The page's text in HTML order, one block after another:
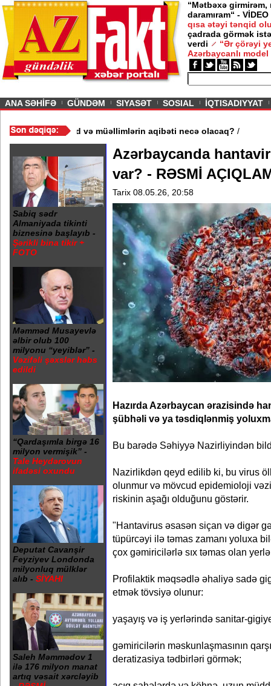
“Mətbəxə girmirəm,
daramıram“ - VİDEO
qısa ətəyi tənqid
çadrada görmək
verdi
“Ər çörəyi
Azərbaycanlı model
ANA SƏHİFƏ GÜNDƏM SIYASƏT SOSIAL İQTISADIYYAT
məktəb bağlandı - Şagird və müəllimlərin aqibəti necə olacaq?
Sabiq sədr
Almaniyada tikinti
biznesinə başlayıb -
Şərikli bina tikir +
FOTO
Məmməd Musayevlə
əlbir olub 100
milyonu “yeyiblər” -
Vəzifəli şəxslər həbs
edildi
“Qardaşımla birgə 16
milyon vermişik” -
Tale Heydərovun
ifadəsi oxundu
Deputat Cavanşir
Feyziyev Londonda
milyonluq mülklər
alıb - SİYAHI
Saleh Məmmədov 1
ilə 176 milyon manat
artıq vəsait xərcləyib
Azərbaycanda
var? - RƏSMİ
Tarix 08.05.26, 20:58
Hazırda Azərbaycan ərazisində
şübhəli və ya təsdiqlənmiş
Bu barədə Səhiyyə Nazirliyindən
Nazirlikdən qeyd edilib ki, bu virus
olunmur və mövcud epidemioloji
riskinin aşağı olduğunu göstərir.
"Hantavirus əsasən siçan və digər
tüpürcəyi ilə təmas zamanı yoluxa
çox gəmiricilərlə sıx təmas olan
Profilaktik məqsədlə əhaliyə sadə
etmək tövsiyə olunur:
yaşayış və iş yerlərində sanitar-
gəmiricilərin məskunlaşmasının
deratizasiya tədbirləri görmək;